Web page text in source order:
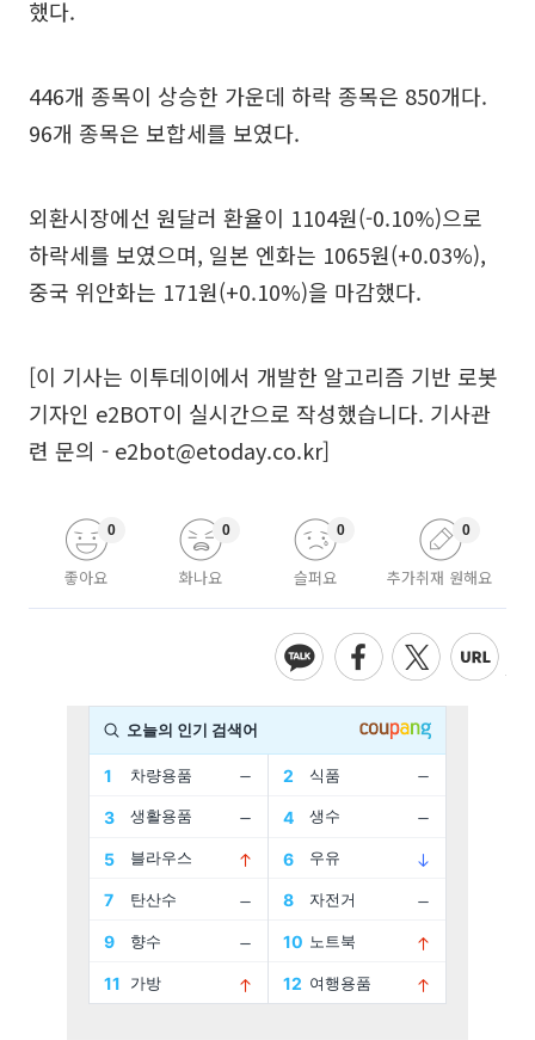
했다.
446개 종목이 상승한 가운데 하락 종목은 850개다.
96개 종목은 보합세를 보였다.
외환시장에선 원달러 환율이 1104원(-0.10%)으로
하락세를 보였으며, 일본 엔화는 1065원(+0.03%),
중국 위안화는 171원(+0.10%)을 마감했다.
[이 기사는 이투데이에서 개발한 알고리즘 기반 로봇
기자인 e2BOT이 실시간으로 작성했습니다. 기사관
련 문의 - e2bot@etoday.co.kr]
좋아요
0
화나요
0
슬퍼요
0
추가취재 원해요
0